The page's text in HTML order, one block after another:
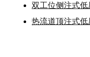
双工位侧注式低
热流道顶注式低